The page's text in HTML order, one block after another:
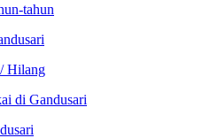
tahun
Hilang
di Gandusari